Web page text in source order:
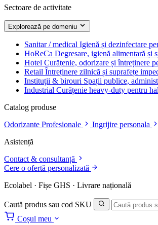
Sectoare de activitate
Explorează pe domeniu
Sanitar / medical Igienă și dezinfectare
HoReCa Degresare, igienă alimentară și
Hotel Curățenie, odorizare și întreținere
Retail Întreținere zilnică și suprafețe
Instituții & birouri Spații publice,
Industrial Curățenie heavy-duty pentru
Catalog produse
Odorizante Profesionale
Ingrijire personala
Asistență
Contact & consultanță
Cere o ofertă personalizată
Ecolabel · Fișe GHS · Livrare națională
Caută produs sau cod SKU
Coșul meu